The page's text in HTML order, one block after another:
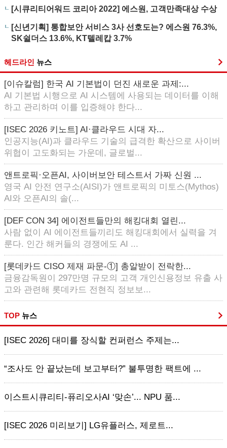
[시큐리티어워드 코리아 2022] 에스원, 고객만족대상 수상
[신년기획] 통합보안 서비스 3사 선호도는? 에스원 76.3%,
SK쉴더스 13.6%, KT텔레캅 3.7%
헤드라인 뉴스
[이슈칼럼] 한국 AI 기본법이 던진 새로운 과제:...
AI 기본법 시행으로 AI 시스템에 사용되는 데이터를 이해
하고 관리하며 이를 입증해야 한다...
[ISEC 2026 키노트] AI·클라우드 시대 자...
인공지능(AI)과 클라우드 기술의 급격한 확산으로 사이버
위협이 고도화되는 가운데, 글로벌...
앤트로픽·오픈AI, 사이버보안 테스트서 가짜 신원 ...
영국 AI 안전 연구소(AISI)가 앤트로픽의 미토스(Mythos)
AI와 오픈AI의 솔(...
[DEF CON 34] 에이전트들만의 해킹대회 열린...
사람 없이 AI 에이전트들끼리도 해킹대회에서 실력을 겨
룬다. 인간 해커들의 경쟁에도 AI ...
[롯데카드 CISO 제재 파문-①] 총알받이 전락한...
금융감독원이 297만명 규모의 고객 개인신용정보 유출 사
고와 관련해 롯데카드 전현직 정보보...
TOP 뉴스
[ISEC 2026] 대미를 장식할 컨퍼런스 주제는...
“조사도 안 끝났는데 보고부터?” 불투명한 팩트에 ...
이스트시큐리티-퓨리오사AI ‘맞손’... NPU 품...
[ISEC 2026 미리보기] LG유플러스, 제로트...